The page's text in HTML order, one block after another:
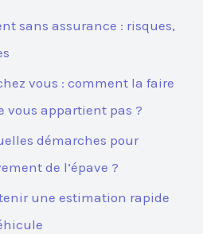
sans assurance : risques,
vous : comment la faire
vous appartient pas ?
démarches pour
de l’épave ?
une estimation rapide